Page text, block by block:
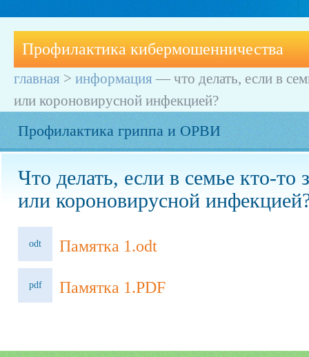
Профилактика кибермошенничества
главная > информация — что делать, если в
или короновирусной инфекцией?
Профилактика гриппа и ОРВИ
Что делать, если в семье кто-то
или короновирусной
odt Памятка 1.odt
pdf Памятка 1.PDF